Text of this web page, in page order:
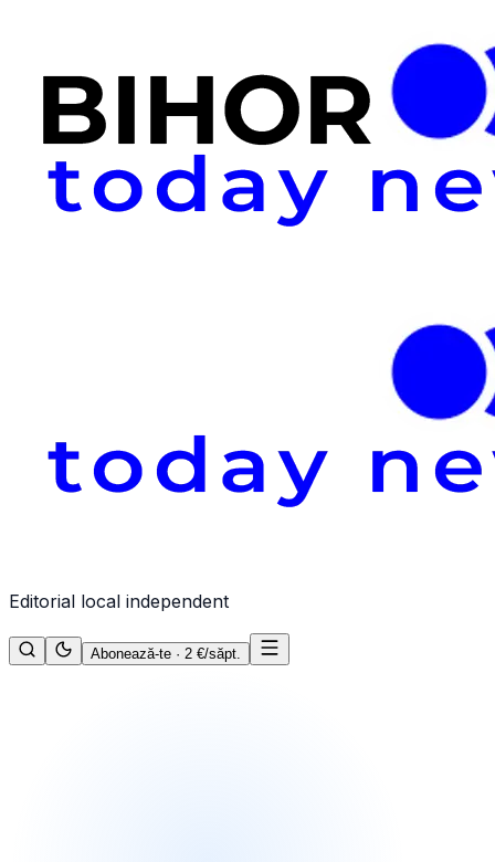
Editorial local independent
Abonează-te · 2 €/săpt.